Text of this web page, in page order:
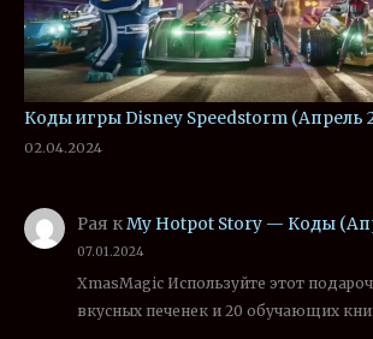
Коды игры Disney Speedstorm (Апрель
02.04.2024
Рая кMy Hotpot Story — Коды
07.01.2024
XmasMagic Используйте этот
вкусных печенек и 20 обучающих